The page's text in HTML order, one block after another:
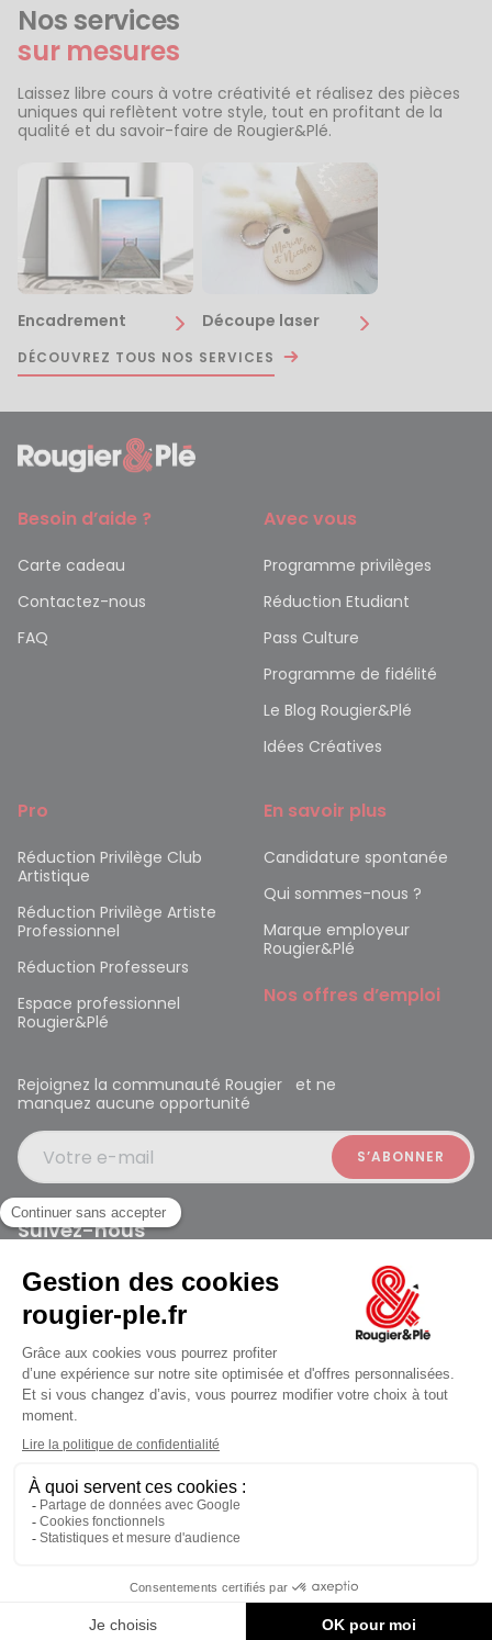
jusqu'au Vendredi à 09:30
Nos services
sur mesures
Laissez libre cours à votre créativité et réalisez des pièces
uniques qui reflètent votre style, tout en profitant de la
qualité et du savoir-faire de Rougier&Plé.
Encadrement Découpe laser
DÉCOUVREZ TOUS NOS SERVICES
Besoin d’aide ?
Carte cadeau
Contactez-nous
FAQ
Avec vous
Programme privilèges
Réduction Etudiant
Pass Culture
Programme de fidélité
Le Blog Rougier&Plé
Idées Créatives
Pro
Réduction Privilège Club
Artistique
Réduction Privilège Artiste
Professionnel
Réduction Professeurs
Espace professionnel
Rougier&Plé
En savoir plus
Candidature spontanée
Qui sommes-nous ?
Marque employeur
Rougier&Plé
Nos offres d’emploi
Rejoignez la communauté Rougier et ne
manquez aucune opportunité
Votre e-mail
Suivez-nous
Rougier et Plé 2024 Copyright
Mentions légales
Conditions générales des ventes
Données personnelles
Paiement sécurisé